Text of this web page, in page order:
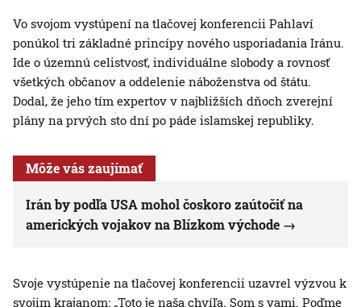
Vo svojom vystúpení na tlačovej konferencii Pahlaví
ponúkol tri základné princípy nového usporiadania Iránu.
Ide o územnú celistvosť, individuálne slobody a rovnosť
všetkých občanov a oddelenie náboženstva od štátu.
Dodal, že jeho tím expertov v najbližších dňoch zverejní
plány na prvých sto dní po páde islamskej republiky.
Môže vás zaujímať
Irán by podľa USA mohol čoskoro zaútočiť na
amerických vojakov na Blízkom východe
Svoje vystúpenie na tlačovej konferencii uzavrel výzvou k
svojim krajanom: „Toto je naša chvíľa. Som s vami. Poďme